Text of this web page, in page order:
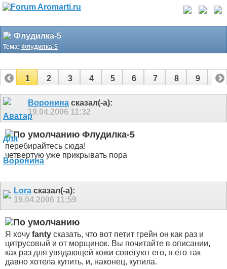
Флудилка-5
Тема: Флудилка-5
1 2 3 4 5 6 7 8 9 10
11 15
Воронина сказал(-а):
19.04.2006 11:32
Флудилка-5
перебирайтесь сюда!
четвертую уже прикрывать пора
Lora сказал(-а):
19.04.2006 11:59
Я хочу fanty сказать, что вот петит грейн он как раз и
цитрусовый и от морщинок. Вы почитайте в описании,
как раз для увядающей кожи советуют его, я его так
давно хотела купить, и, наконец, купила.